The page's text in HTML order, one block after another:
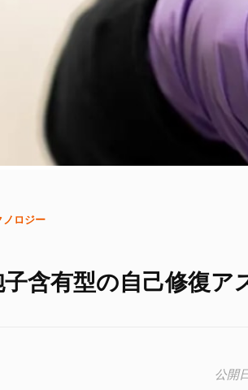
ノロジー
含有型の自己修復